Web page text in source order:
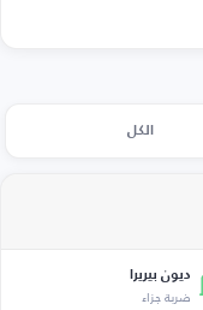
الكل
ديون بيريرا
ضربة جزاء